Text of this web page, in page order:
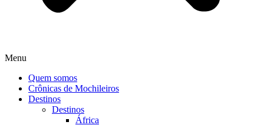
Menu
Quem somos
Crônicas de Mochileiros
Destinos
Destinos
África